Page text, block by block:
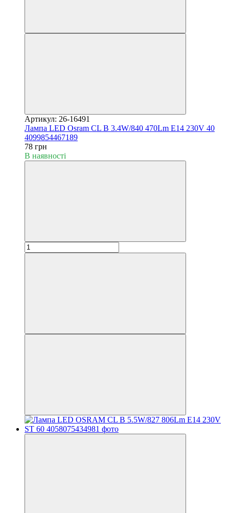
Артикул: 26-16491
Лампа LED Osram CL B 3.4W/840 470Lm E14 230V 40
4099854467189
78 грн
В наявності